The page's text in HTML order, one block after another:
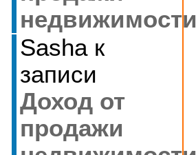
недвижимости
Sashaк
записи
Доход от
продажи